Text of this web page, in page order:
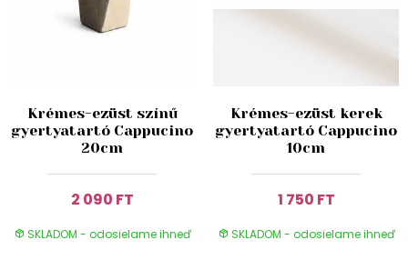
Krémes-ezüst színű
gyertyatartó Cappucino
20cm
2 090 FT
SKLADOM - odosielame ihneď
Krémes-ezüst kerek
gyertyatartó Cappucino
10cm
1 750 FT
SKLADOM - odosielame ihneď